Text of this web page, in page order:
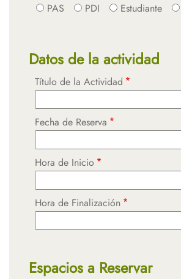
PAS
PDI Estudiante
Datos de la actividad
Título de la Actividad
Fecha de Reserva
Hora de Inicio
Hora de Finalización
Espacios a Reservar